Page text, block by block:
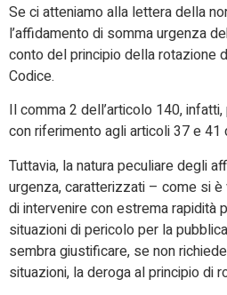
Se ci atteniamo alla lettera della
l’affidamento di somma urgenza
conto del principio della rotazione
Codice.
Il comma 2 dell’articolo 140,
con riferimento agli articoli 37 e 41
Tuttavia, la natura peculiare degli
urgenza, caratterizzati – come si
di intervenire con estrema rapidità
situazioni di pericolo per la
sembra giustificare, se non
situazioni, la deroga al principio di